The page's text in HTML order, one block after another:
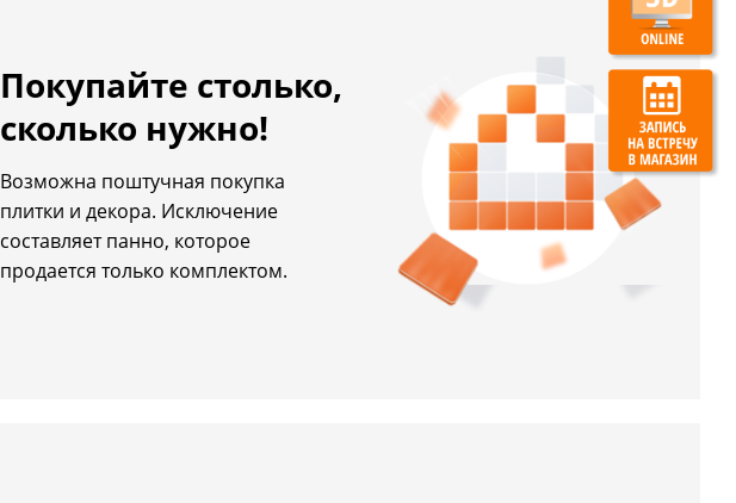
Покупайте столько,
сколько нужно!
Возможна поштучная покупка
плитки и декора. Исключение
составляет панно, которое
продается только комплектом.